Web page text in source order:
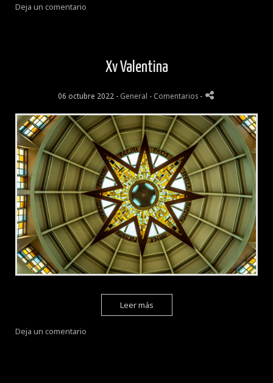
Deja un comentario
Xv Valentina
06 octubre 2022 - General - Comentarios -
Leer más
Deja un comentario